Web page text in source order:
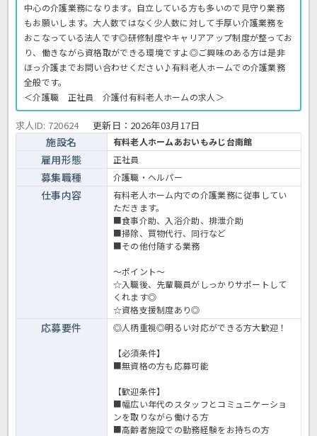
中心の介護業務になります。自立している方も多いので見守り業務
もお願いします。大人数ではなく少人数に対して手厚い介護業務を
おこなっている法人です◎研修制度やキャリアアップ制度が整ってお
り、働きながら資格取ができる環境ですよ◎ご興味のある方は是非
ほっ介護までお問い合わせください♪有料老人ホームでの介護業務
全般です。
＜介護職 正社員 介護付有料老人ホームの求人＞
求人ID: 720624 更新日： 2026年03月17日
施設名 有料老人ホームあおいもみじ台南館
雇用形態 正社員
募集職種 介護職・ヘルパー
仕事内容
有料老人ホーム内での介護業務に従事してい
ただきます。
■食事介助、入浴介助、排泄介助
■掃除、買物代行、同行など
■その他付随する業務
～ポイント～
☆入職後、先輩職員がしっかりサポートして
くれます◎
☆資格支援制度あり◎
応募要件 ◎人柄重視◎明るい対応ができる方大歓迎！
【必須条件】
■無資格の方も応募可能
【歓迎条件】
■幅広い年代のスタッフとコミュニケーショ
ンを取りながら働ける方
■高齢者施設での勤務経験をお持ちの方